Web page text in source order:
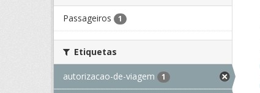
Passageiros 1
Etiquetas
autorizacao-de-viagem 1